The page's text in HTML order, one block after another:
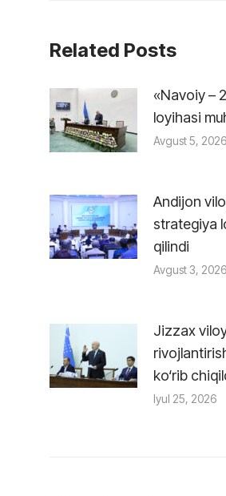
Related Posts
«Navoiy –
loyihasi
Avgust 5, 2026
Andijon
strategiya
qilindi
Avgust 3, 2026
Jizzax
ko‘rib
Iyul 25, 2026